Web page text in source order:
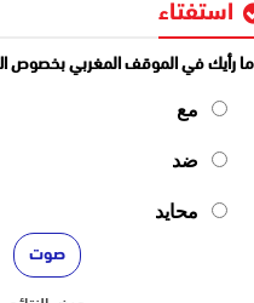
استفتاء
ما رأيك في الموقف المغربي بخصوص
مع
ضد
محايد